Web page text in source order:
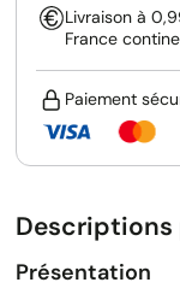
Livraison à
France
Paiement
Présentation